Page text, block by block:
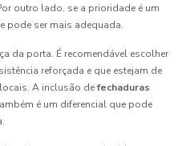
outro lado, se a prioridade é um
pode ser mais adequada.
da porta. É recomendável escolher
reforçada e que estejam de
A inclusão defechaduras
é um diferencial que pode